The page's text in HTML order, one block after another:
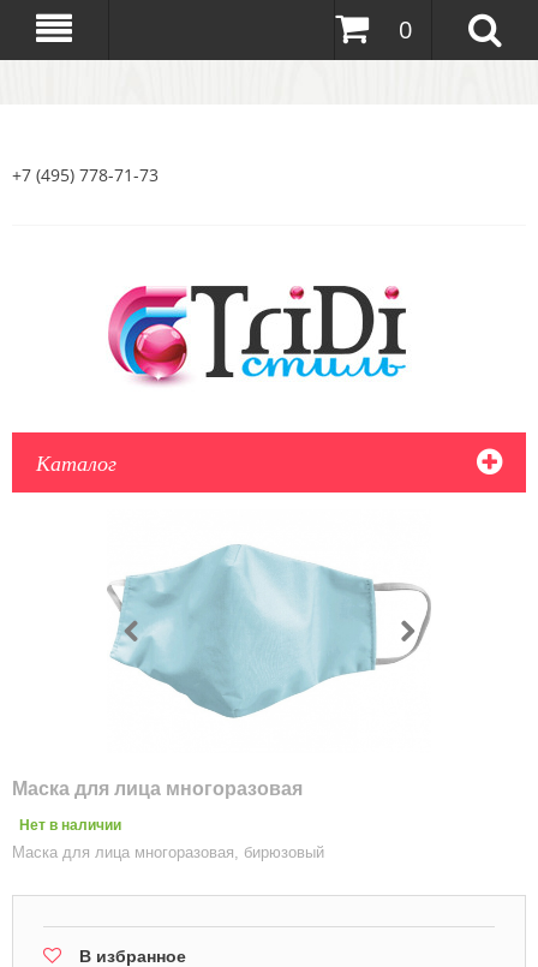
0
+7 (495) 778-71-73
Каталог
Маска для лица многоразовая
Нет в наличии
Маска для лица многоразовая, бирюзовый
В избранное